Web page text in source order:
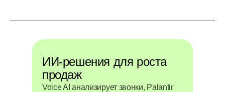
ИИ-решения для роста
продаж
Voice AI анализирует звонки, Palantir